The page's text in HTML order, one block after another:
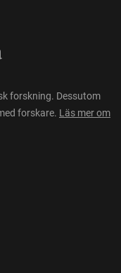
forskning. Dessutom
forskare. Läs mer om